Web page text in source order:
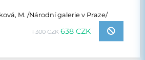
M. /Národní galerie v Praze/
1 300 CZK638 CZK